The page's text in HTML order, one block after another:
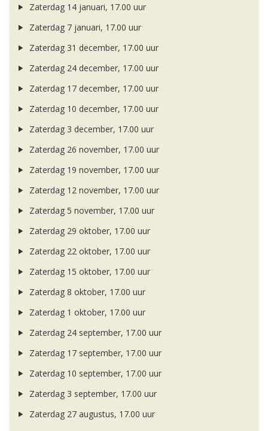
Zaterdag 14 januari, 17.00 uur
Zaterdag 7 januari, 17.00 uur
Zaterdag 31 december, 17.00 uur
Zaterdag 24 december, 17.00 uur
Zaterdag 17 december, 17.00 uur
Zaterdag 10 december, 17.00 uur
Zaterdag 3 december, 17.00 uur
Zaterdag 26 november, 17.00 uur
Zaterdag 19 november, 17.00 uur
Zaterdag 12 november, 17.00 uur
Zaterdag 5 november, 17.00 uur
Zaterdag 29 oktober, 17.00 uur
Zaterdag 22 oktober, 17.00 uur
Zaterdag 15 oktober, 17.00 uur
Zaterdag 8 oktober, 17.00 uur
Zaterdag 1 oktober, 17.00 uur
Zaterdag 24 september, 17.00 uur
Zaterdag 17 september, 17.00 uur
Zaterdag 10 september, 17.00 uur
Zaterdag 3 september, 17.00 uur
Zaterdag 27 augustus, 17.00 uur